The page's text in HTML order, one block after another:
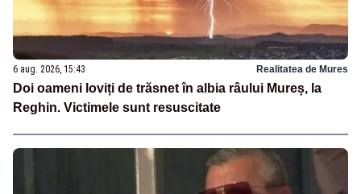
6 aug. 2026, 15:43 Realitatea de Mures
Doi oameni loviți de trăsnet în albia râului Mureș, la
Reghin. Victimele sunt resuscitate